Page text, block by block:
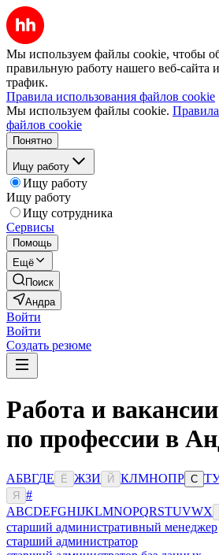
Мы используем файлы cookie, чтобы
правильную работу нашего веб-сайта
трафик.
Правила использования файлов cookie
Мы используем файлы cookie.
файлов cookie
Понятно
Ищу работу
Ищу работу
Ищу работу
Ищу сотрудника
Сервисы
Помощь
Ещё
Поиск
Андра
Войти
Войти
Создать резюме
Работа и вакансии
по профессии в
АБВГДЕ Ё ЖЗИ Й КЛМНОПР С ТУ
Я
#
ABCDEFGHIJKLMNOPQRSTUVWX
старший административный менеджер
старший администратор